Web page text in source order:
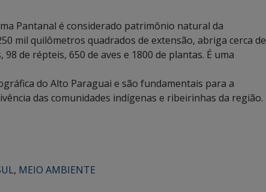
Pantanal é considerado patrimônio natural da
mil quilômetros quadrados de extensão, abriga cerca de
de répteis, 650 de aves e 1800 de plantas. É uma
do Alto Paraguai e são fundamentais para a
das comunidades indígenas e ribeirinhas da região.
, MEIO AMBIENTE